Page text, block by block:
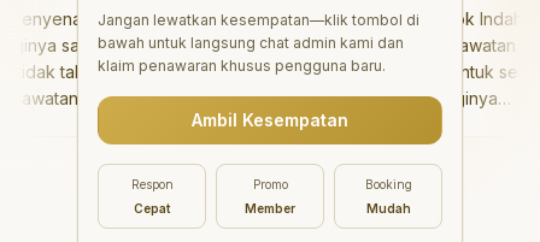
sangat baik
takut sama
tidak
setelahnya.
ke dokter
"Aesthetic Pondok Indah
menawarkan perawatan gigi
yang luar biasa untuk semua
orang. Dokter giginya
profesional, ramah, dan
meluangkan waktu untuk
mengedukasi pasien tentang
kesehatan gigi dan mulut
yang baik. Klinik ini terletak di
Jangan lewatkan kesempatan—klik tombol di
bawah untuk langsung chat admin kami dan
klaim penawaran khusus pengguna baru.
Ambil Kesempatan
Respon
Cepat
Promo
Member
Booking
Mudah